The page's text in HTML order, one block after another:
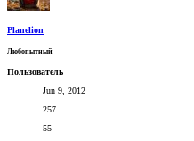
Planelion
Любопытный
Пользователь
Jun 9, 2012
257
55